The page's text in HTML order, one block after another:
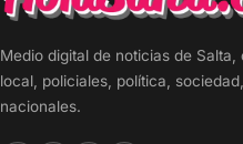
Medio digital de noticias de
local, policiales, política,
nacionales.